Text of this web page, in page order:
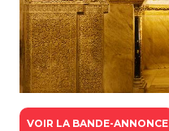
VOIR LA BANDE-ANNONCE